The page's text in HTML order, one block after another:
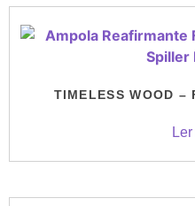
TIMELESS WOOD –